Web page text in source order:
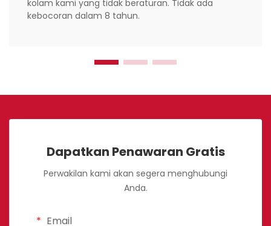
kolam kami yang tidak beraturan. Tidak ada
kebocoran dalam 8 tahun.
Dapatkan Penawaran Gratis
Perwakilan kami akan segera menghubungi
Anda.
Email